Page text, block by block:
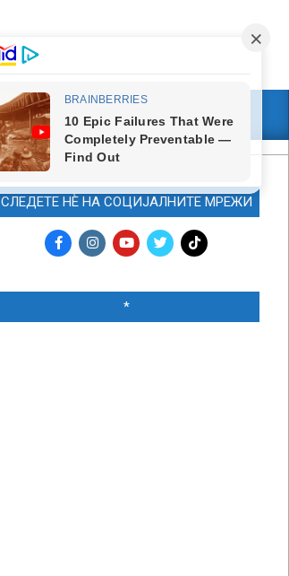
МАРКЕТИНГ
СЛЕДЕТЕ НЀ НА СОЦИЈАЛНИТЕ МРЕЖИ
*